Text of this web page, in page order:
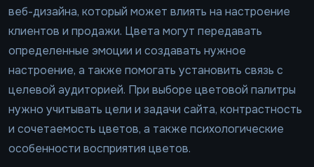
веб-дизайна, который может влиять на настроение
клиентов и продажи. Цвета могут передавать
определенные эмоции и создавать нужное
настроение, а также помогать установить связь с
целевой аудиторией. При выборе цветовой палитры
нужно учитывать цели и задачи сайта, контрастность
и сочетаемость цветов, а также психологические
особенности восприятия цветов.